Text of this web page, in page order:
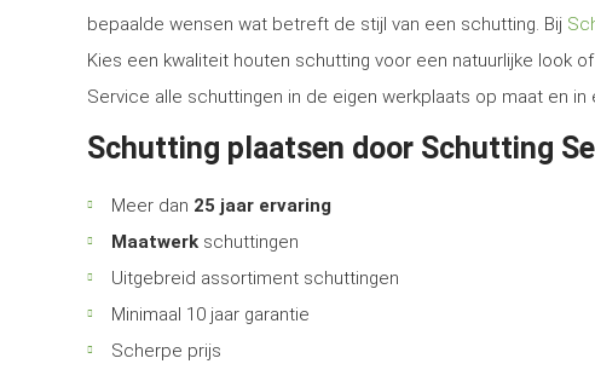
bepaalde wensen wat betreft de stijl van een schutting. Bij
Kies een kwaliteit houten schutting voor een natuurlijke look
Service alle schuttingen in de eigen werkplaats op maat en
Schutting plaatsen door Schutting
Meer dan 25 jaar ervaring
Maatwerk schuttingen
Uitgebreid assortiment schuttingen
Minimaal 10 jaar garantie
Scherpe prijs